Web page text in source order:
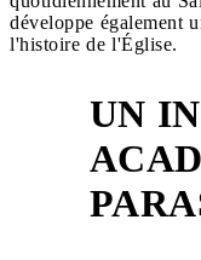
développe également
l'histoire de l'Église.
UN